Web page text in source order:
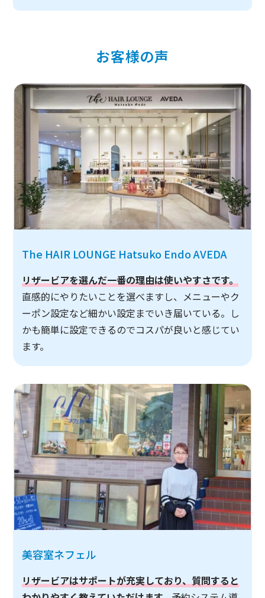
お客様の声
The HAIR LOUNGE Hatsuko Endo AVEDA
リザービアを選んだ一番の理由は使いやすさです。
直感的にやりたいことを選べますし、メニューやク
ーポン設定など細かい設定までいき届いている。し
かも簡単に設定できるのでコスパが良いと感じてい
ます。
美容室ネフェル
リザービアはサポートが充実しており、質問すると